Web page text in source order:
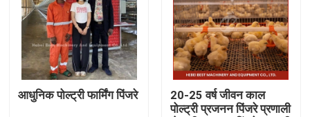
कुक्कुट परत पिंजरा
बिक्री के लिए चिकन बैटरी केज
आधुनिक पोल्ट्री फार्मिंग पिंजरे
20-25 वर्ष जीवन काल
पोल्ट्री प्रजनन पिंजरे प्रणाली